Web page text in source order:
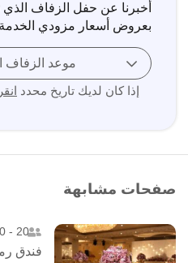
أخبرنا عن حفل الزفاف
بعروض أسعار مزودي الخدمة
موعد الزفاف
إذا كان لديك تاريخ محدد
صفحات مشابهة
20 - 300
فندق